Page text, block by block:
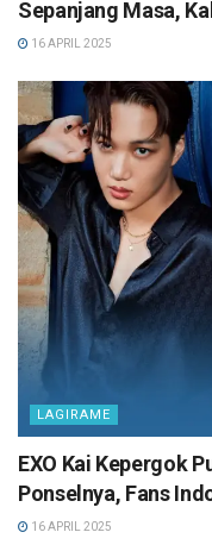
Sepanjang Masa,
16 APRIL 2025
LAGIRAME
EXO Kai Kepergok
Ponselnya, Fans
16 APRIL 2025